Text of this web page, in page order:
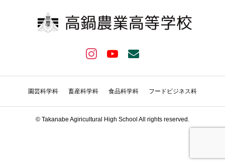
園芸科学科 畜産科学科 食品科学科 フードビジネス科
© Takanabe Agiricultural High School All rights reserved.